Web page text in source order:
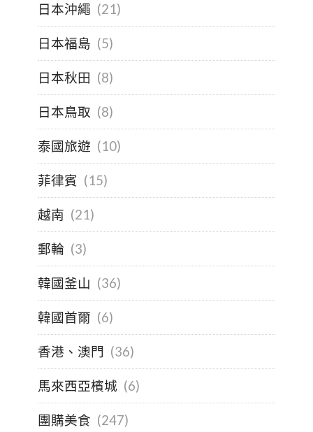
日本沖繩 (21)
日本福島 (5)
日本秋田 (8)
日本鳥取 (8)
泰國旅遊 (10)
菲律賓 (15)
越南 (21)
郵輪 (3)
韓國釜山 (36)
韓國首爾 (6)
香港、澳門 (36)
馬來西亞檳城 (6)
團購美食 (247)